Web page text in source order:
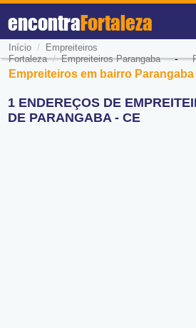
encontraFortaleza
Início /
Empreiteiros
Fortaleza/Empreiteiros Parangaba-
Empreiteiros em bairro Parangaba
1 ENDEREÇOS DE
DE PARANGABA - CE